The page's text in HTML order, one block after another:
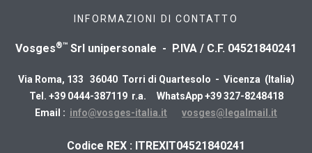
INFORMAZIONI DI CONTATTO
Vosges®™ Srl unipersonale - P.IVA / C.F. 04521840241
Via Roma, 133 36040 Torri di Quartesolo - Vicenza (Italia)
Tel. +39 0444-387119 r.a. WhatsApp +39 327-8248418
Email : info@vosges-italia.it vosges@legalmail.it
​Codice REX : ITREXIT04521840241